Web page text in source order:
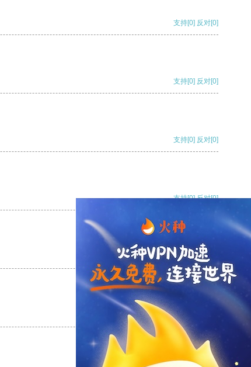
支持[0] 反对[0]
支持[0] 反对[0]
支持[0] 反对[0]
支持[0] 反对[0]
支持[0] 反对
支持